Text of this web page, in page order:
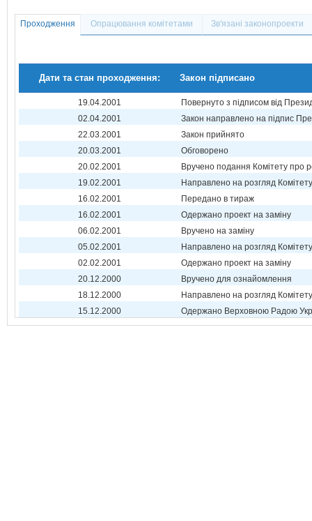
Проходження Опрацювання комітетами Зв'язані законопроекти
Дати та стан проходження: Закон підписано
19.04.2001
Повернуто з підписом від
02.04.2001
Закон направлено на підпис
22.03.2001
Закон прийнято
20.03.2001
Обговорено
20.02.2001
Вручено подання Комітету про
19.02.2001
Направлено на розгляд Комітету
16.02.2001
Передано в тираж
16.02.2001
Одержано проект на заміну
06.02.2001
Вручено на заміну
05.02.2001
Направлено на розгляд Комітету
02.02.2001
Одержано проект на заміну
20.12.2000
Вручено для ознайомлення
18.12.2000
Направлено на розгляд Комітету
15.12.2000
Одержано Верховною Радою